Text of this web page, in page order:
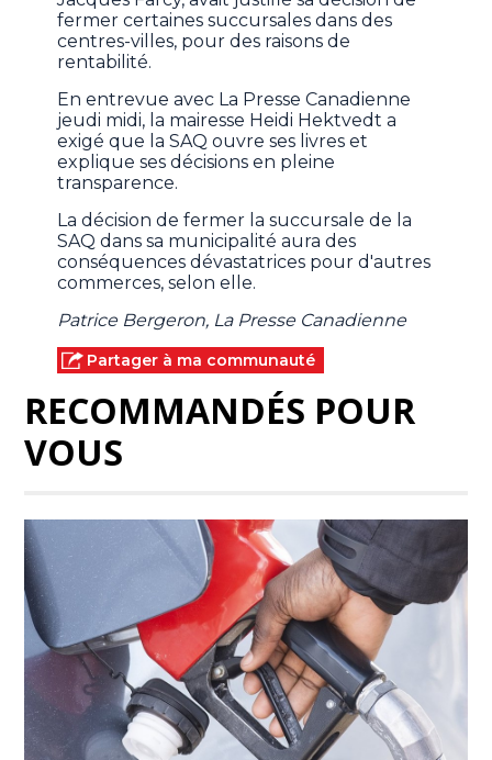
fermer certaines succursales dans des
centres-villes, pour des raisons de
rentabilité.
En entrevue avec La Presse Canadienne
jeudi midi, la mairesse Heidi Hektvedt a
exigé que la SAQ ouvre ses livres et
explique ses décisions en pleine
transparence.
La décision de fermer la succursale de la
SAQ dans sa municipalité aura des
conséquences dévastatrices pour d'autres
commerces, selon elle.
Patrice Bergeron, La Presse Canadienne
Partager à ma communauté
RECOMMANDÉS POUR
VOUS